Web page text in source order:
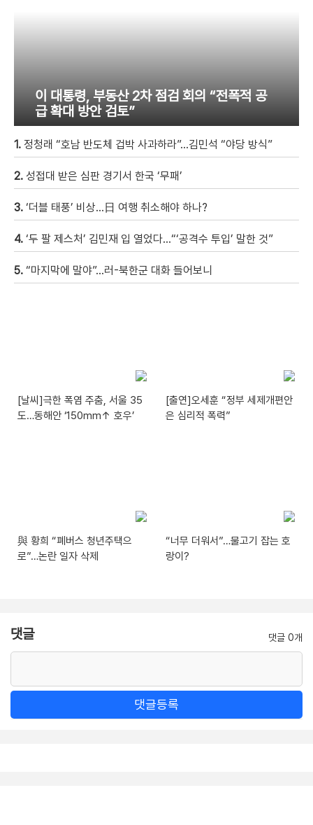
이 대통령, 부동산 2차 점검 회의 “전폭적 공
급 확대 방안 검토”
1. 정청래 “호남 반도체 겁박 사과하라”…김민석 “야당 방식”
2. 성접대 받은 심판 경기서 한국 ‘무패’
3. ‘더블 태풍’ 비상…日 여행 취소해야 하나?
4. ‘두 팔 제스처’ 김민재 입 열었다…“‘공격수 투입’ 말한 것”
5. “마지막에 말야”…러-북한군 대화 들어보니
[날씨]극한 폭염 주춤, 서울 35
도…동해안 ‘150mm↑ 호우’
[출연]오세훈 “정부 세제개편안
은 심리적 폭력”
與 황희 “폐버스 청년주택으
로”…논란 일자 삭제
“너무 더워서”…물고기 잡는 호
랑이?
댓글 댓글 0개
댓글등록